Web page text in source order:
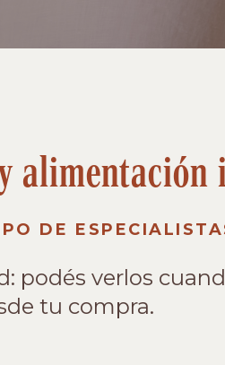
DE
podés verlos
tu compra.